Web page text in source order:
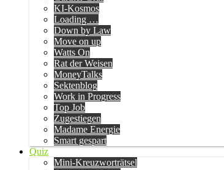
KI-Kosmos
Loading …
Down by Law
Move on up
Watts On
Rat der Weisen
MoneyTalks
Sektenblog
Work in Progress
Top Job
Zugestiegen
Madame Energie
Smart gespart
Quiz
Mini-Kreuzworträtsel